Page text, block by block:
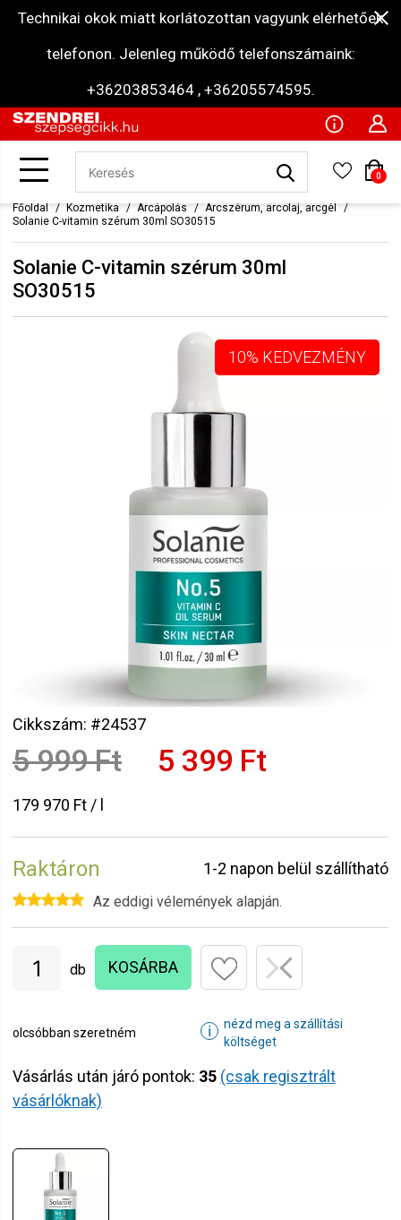
Technikai okok miatt korlátozottan vagyunk elérhetőek
telefonon. Jelenleg működő telefonszámaink:
+36203853464 , +36205574595.
0
Főoldal Kozmetika Arcápolás
Arcszérum, arcolaj, arcgél
Solanie C-vitamin szérum 30ml SO30515
Solanie C-vitamin szérum 30ml
SO30515
10% KEDVEZMÉNY
Cikkszám: #24537
5 999 Ft 5 399 Ft
179 970 Ft / l
Raktáron 1-2 napon belül szállítható
Az eddigi vélemények alapján.
db KOSÁRBA
olcsóbban szeretném ℹ
nézd meg a szállítási
költséget
Vásárlás után járó pontok: 35 (csak regisztrált
vásárlóknak)